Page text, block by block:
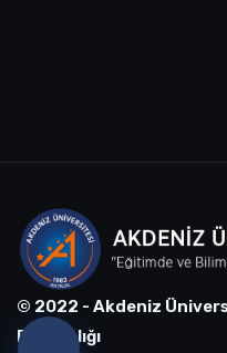
© 2022 - Akdeniz
Başkanlığı